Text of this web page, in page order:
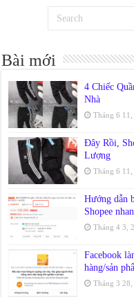
Bài mới
4 Chiếc
Nhà
Tháng 6 11,
Đây Rồi,
Lượng
Tháng 6 11,
Hướng dẫn
Shopee
Tháng 4 3,
Facebook
hàng/sản
Tháng 3 28,